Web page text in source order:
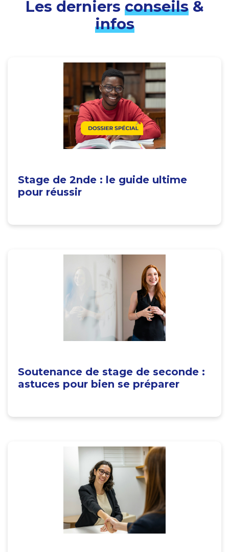
Les derniers conseils&
infos
Stage de 2nde : le guide ultime
pour réussir
Soutenance de stage de seconde :
astuces pour bien se préparer